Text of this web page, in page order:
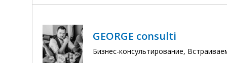
GEORGE consulti
Бизнес-консультирование,